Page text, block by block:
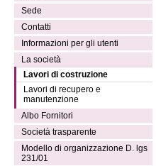
Sede
Contatti
Informazioni per gli utenti
La società
Lavori di costruzione
Lavori di recupero e
manutenzione
Albo Fornitori
Società trasparente
Modello di organizzazione D. lgs
231/01